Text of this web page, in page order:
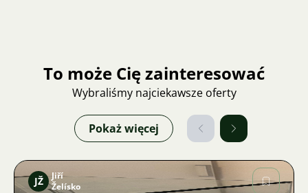
To może Cię zainteresować
Wybraliśmy najciekawsze oferty
Pokaż więcej
JŽ
Jiří
Želísko